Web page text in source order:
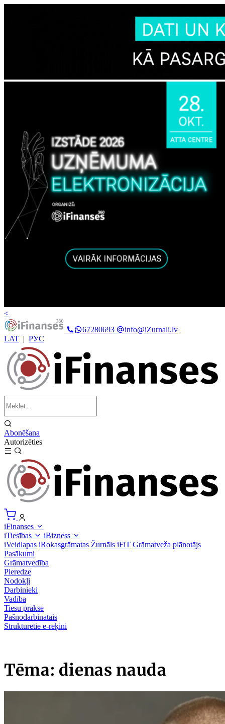
<
67280693
info@iZurnali.lv
LAT | РУС
Abonēšana
Autorizēties
iFinanses
iTiesības
iBizness
iVeidlapas iRokasgrāmatas Žurnāls iFiT Grāmatveža plānotājs
Pasākumi
Grāmatvedība
Pieredze
Nodokļi
Darbinieki
Vadība
Tiesu prakse
Pašnodarbinātais
Strukturētie e-rēķini
Tēma: dienas nauda